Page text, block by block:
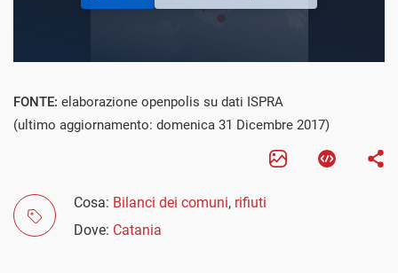
FONTE: elaborazione openpolis su dati ISPRA
(ultimo aggiornamento: domenica 31 Dicembre 2017)
Cosa: Bilanci dei comuni, rifiuti
Dove: Catania